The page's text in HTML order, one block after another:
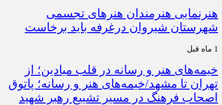
هنرنمایی هنرمندان هنرهای تجسمی
شهرستان شیروان درغرفه باید برخاست
1 ماه قبل
خیمه‌های هنر و رسانه در قلب میادین؛ از
تهران تا مشهد/خیمه‌های هنر و رسانه؛ پاتوق
اصحاب فرهنگ در مسیر تشییع رهبر شهید